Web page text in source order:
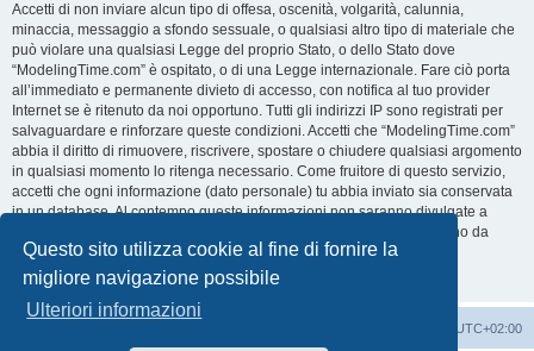
Questo sito utilizza cookie al fine di fornire la
migliore navigazione possibile
Ulteriori informazioni
Accetti di non inviare alcun tipo di offesa, oscenità, volgarità, calunnia,
minaccia, messaggio a sfondo sessuale, o qualsiasi altro tipo di materiale che
può violare una qualsiasi Legge del proprio Stato, o dello Stato dove
“ModelingTime.com” è ospitato, o di una Legge internazionale. Fare ciò porta
all’immediato e permanente divieto di accesso, con notifica al tuo provider
Internet se è ritenuto da noi opportuno. Tutti gli indirizzi IP sono registrati per
salvaguardare e rinforzare queste condizioni. Accetti che “ModelingTime.com”
abbia il diritto di rimuovere, riscrivere, spostare o chiudere qualsiasi argomento
in qualsiasi momento lo ritenga necessario. Come fruitore di questo servizio,
accetti che ogni informazione (dato personale) tu abbia inviato sia conservata
in un database. Al contempo queste informazioni non saranno divulgate a
nessuno senza il tuo consenso, né “ModelingTime.com” o phpBB sono da
ritenersi responsabili per qualsiasi violazione al sistema che possa
compromettere queste informazioni.
UTC+02:00